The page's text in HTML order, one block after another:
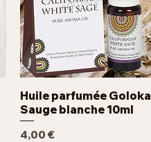
Aperçu rapide
Huile parfumée Goloka
Sauge blanche 10ml
Prix
4,00 €